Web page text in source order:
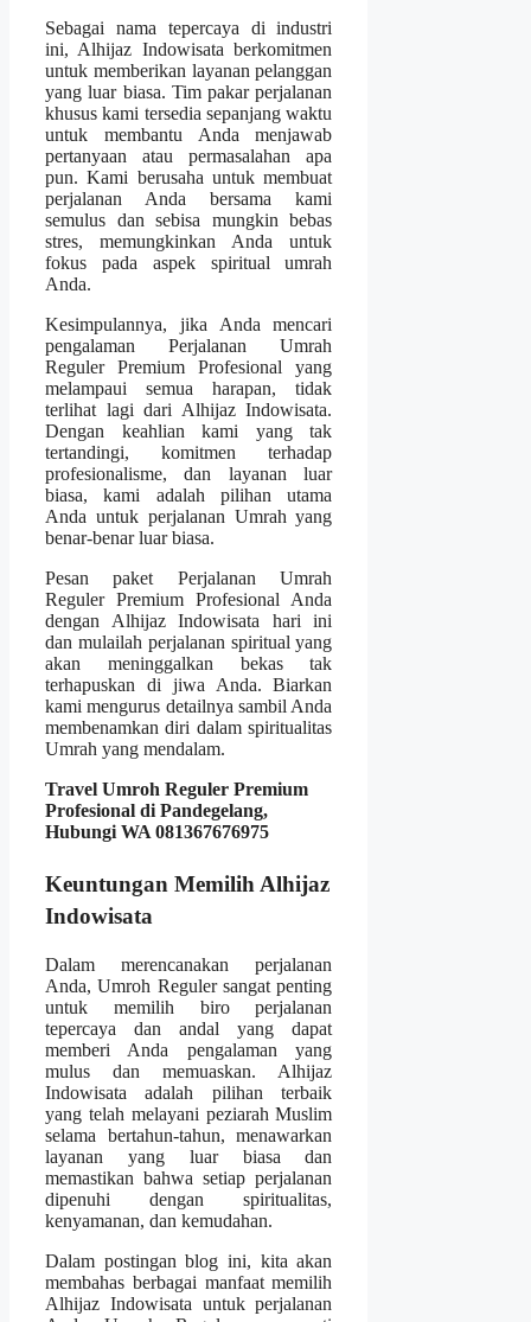
Sebagai nama tepercaya di industri
ini, Alhijaz Indowisata berkomitmen
untuk memberikan layanan pelanggan
yang luar biasa. Tim pakar perjalanan
khusus kami tersedia sepanjang waktu
untuk membantu Anda menjawab
pertanyaan atau permasalahan apa
pun. Kami berusaha untuk membuat
perjalanan Anda bersama kami
semulus dan sebisa mungkin bebas
stres, memungkinkan Anda untuk
fokus pada aspek spiritual umrah
Anda.
Kesimpulannya, jika Anda mencari
pengalaman Perjalanan Umrah
Reguler Premium Profesional yang
melampaui semua harapan, tidak
terlihat lagi dari Alhijaz Indowisata.
Dengan keahlian kami yang tak
tertandingi, komitmen terhadap
profesionalisme, dan layanan luar
biasa, kami adalah pilihan utama
Anda untuk perjalanan Umrah yang
benar-benar luar biasa.
Pesan paket Perjalanan Umrah
Reguler Premium Profesional Anda
dengan Alhijaz Indowisata hari ini
dan mulailah perjalanan spiritual yang
akan meninggalkan bekas tak
terhapuskan di jiwa Anda. Biarkan
kami mengurus detailnya sambil Anda
membenamkan diri dalam spiritualitas
Umrah yang mendalam.
Travel Umroh Reguler Premium
Profesional di Pandegelang,
Hubungi WA 081367676975
Keuntungan Memilih Alhijaz
Indowisata
Dalam merencanakan perjalanan
Anda, Umroh Reguler sangat penting
untuk memilih biro perjalanan
tepercaya dan andal yang dapat
memberi Anda pengalaman yang
mulus dan memuaskan. Alhijaz
Indowisata adalah pilihan terbaik
yang telah melayani peziarah Muslim
selama bertahun-tahun, menawarkan
layanan yang luar biasa dan
memastikan bahwa setiap perjalanan
dipenuhi dengan spiritualitas,
kenyamanan, dan kemudahan.
Dalam postingan blog ini, kita akan
membahas berbagai manfaat memilih
Alhijaz Indowisata untuk perjalanan